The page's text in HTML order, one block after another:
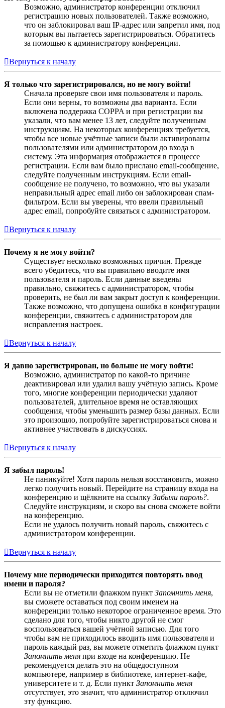
Возможно, администратор конференции отключил
регистрацию новых пользователей. Также возможно,
что он заблокировал ваш IP-адрес или запретил имя, под
которым вы пытаетесь зарегистрироваться. Обратитесь
за помощью к администратору конференции.
Вернуться к началу
Я только что зарегистрировался, но не могу войти!
Сначала проверьте свои имя пользователя и пароль.
Если они верны, то возможны два варианта. Если
включена поддержка COPPA и при регистрации вы
указали, что вам менее 13 лет, следуйте полученным
инструкциям. На некоторых конференциях требуется,
чтобы все новые учётные записи были активированы
пользователями или администратором до входа в
систему. Эта информация отображается в процессе
регистрации. Если вам было прислано email-сообщение,
следуйте полученным инструкциям. Если email-
сообщение не получено, то возможно, что вы указали
неправильный адрес email либо он заблокирован спам-
фильтром. Если вы уверены, что ввели правильный
адрес email, попробуйте связаться с администратором.
Вернуться к началу
Почему я не могу войти?
Существует несколько возможных причин. Прежде
всего убедитесь, что вы правильно вводите имя
пользователя и пароль. Если данные введены
правильно, свяжитесь с администратором, чтобы
проверить, не был ли вам закрыт доступ к конференции.
Также возможно, что допущена ошибка в конфигурации
конференции, свяжитесь с администратором для
исправления настроек.
Вернуться к началу
Я давно зарегистрирован, но больше не могу войти!
Возможно, администратор по какой-то причине
деактивировал или удалил вашу учётную запись. Кроме
того, многие конференции периодически удаляют
пользователей, длительное время не оставляющих
сообщения, чтобы уменьшить размер базы данных. Если
это произошло, попробуйте зарегистрироваться снова и
активнее участвовать в дискуссиях.
Вернуться к началу
Я забыл пароль!
Не паникуйте! Хотя пароль нельзя восстановить, можно
легко получить новый. Перейдите на страницу входа на
конференцию и щёлкните на ссылку Забыли пароль?.
Следуйте инструкциям, и скоро вы снова сможете войти
на конференцию.
Если не удалось получить новый пароль, свяжитесь с
администратором конференции.
Вернуться к началу
Почему мне периодически приходится повторять ввод
имени и пароля?
Если вы не отметили флажком пункт Запомнить меня,
вы сможете оставаться под своим именем на
конференции только некоторое ограниченное время. Это
сделано для того, чтобы никто другой не смог
воспользоваться вашей учётной записью. Для того
чтобы вам не приходилось вводить имя пользователя и
пароль каждый раз, вы можете отметить флажком пункт
Запомнить меня при входе на конференцию. Не
рекомендуется делать это на общедоступном
компьютере, например в библиотеке, интернет-кафе,
университете и т. д. Если пункт Запомнить меня
отсутствует, это значит, что администратор отключил
эту функцию.